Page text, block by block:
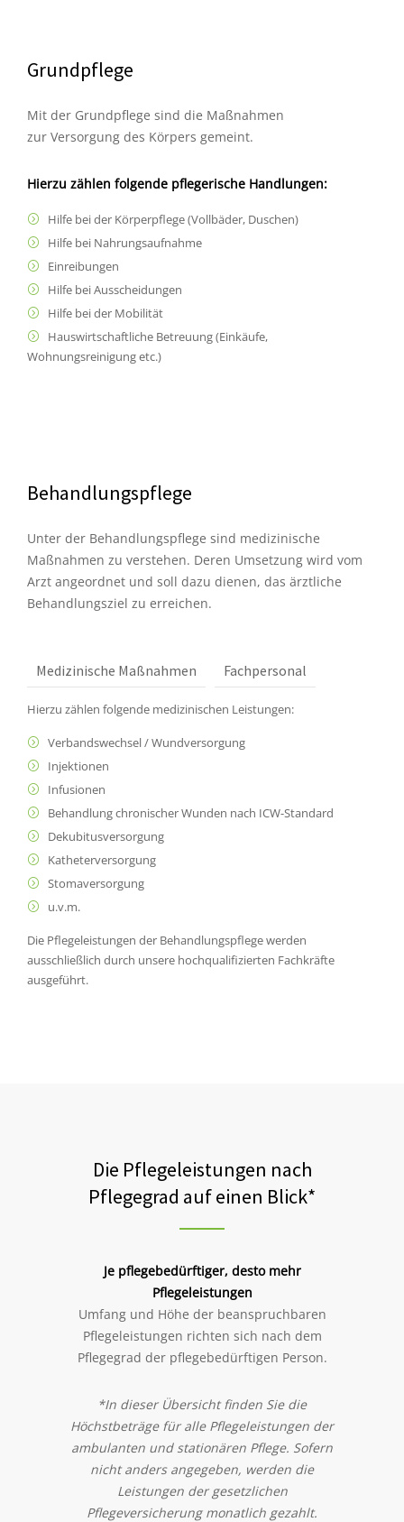
Grundpflege
Mit der Grundpflege sind die Maßnahmen
zur Versorgung des Körpers gemeint.
Hierzu zählen folgende pflegerische Handlungen:
Hilfe bei der Körperpflege (Vollbäder, Duschen)
Hilfe bei Nahrungsaufnahme
Einreibungen
Hilfe bei Ausscheidungen
Hilfe bei der Mobilität
Hauswirtschaftliche Betreuung (Einkäufe,
Wohnungsreinigung etc.)
Behandlungspflege
Unter der Behandlungspflege sind medizinische
Maßnahmen zu verstehen. Deren Umsetzung wird vom
Arzt angeordnet und soll dazu dienen, das ärztliche
Behandlungsziel zu erreichen.
Medizinische Maßnahmen Fachpersonal
Hierzu zählen folgende medizinischen Leistungen:
Verbandswechsel / Wundversorgung
Injektionen
Infusionen
Behandlung chronischer Wunden nach ICW-Standard
Dekubitusversorgung
Katheterversorgung
Stomaversorgung
u.v.m.
Die Pflegeleistungen der Behandlungspflege werden
ausschließlich durch unsere hochqualifizierten Fachkräfte
ausgeführt.
Die Pflegeleistungen nach
Pflegegrad auf einen Blick*
Je pflegebedürftiger, desto mehr
Pflegeleistungen
Umfang und Höhe der beanspruchbaren
Pflegeleistungen richten sich nach dem
Pflegegrad der pflegebedürftigen Person.
*In dieser Übersicht finden Sie die
Höchstbeträge für alle Pflegeleistungen der
ambulanten und stationären Pflege. Sofern
nicht anders angegeben, werden die
Leistungen der gesetzlichen
Pflegeversicherung monatlich gezahlt.